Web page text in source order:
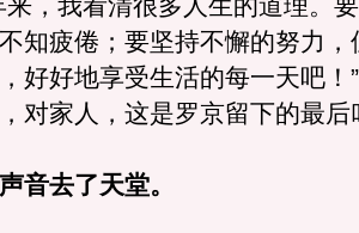
我看清很多人生的道理。
知疲倦；要坚持不懈的努力，
好好地享受生活的每一天吧！
对家人，这是罗京留下的最后
去了天堂。